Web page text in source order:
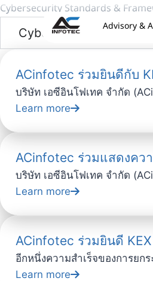
Advisory &
Cybersecurity Standards &
Cybersecurity
ACinfotec ร่วมยินดีกับ
บริษัท เอซีอินโฟเทค จำกัด
Learn more
ACinfotec ร่วมแสดงคว
บริษัท เอซีอินโฟเทค จำกัด
Learn more
ACinfotec ร่วมยินดี
อีกหนึ่งความสำเร็จของการย
Learn more